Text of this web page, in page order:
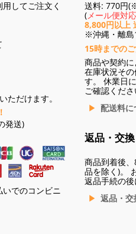
してご注文く
ただけます。
発送)
でのコンビニ
送料: 770円
(メール便対
8,800円以上
※沖縄・離島
15時までの
商品や契約に
在庫状況そ
す。 休業日
ご確認くださ
配送料に
返品・交換
商品到着後
品を除く)。
返品手続の後
返品・交